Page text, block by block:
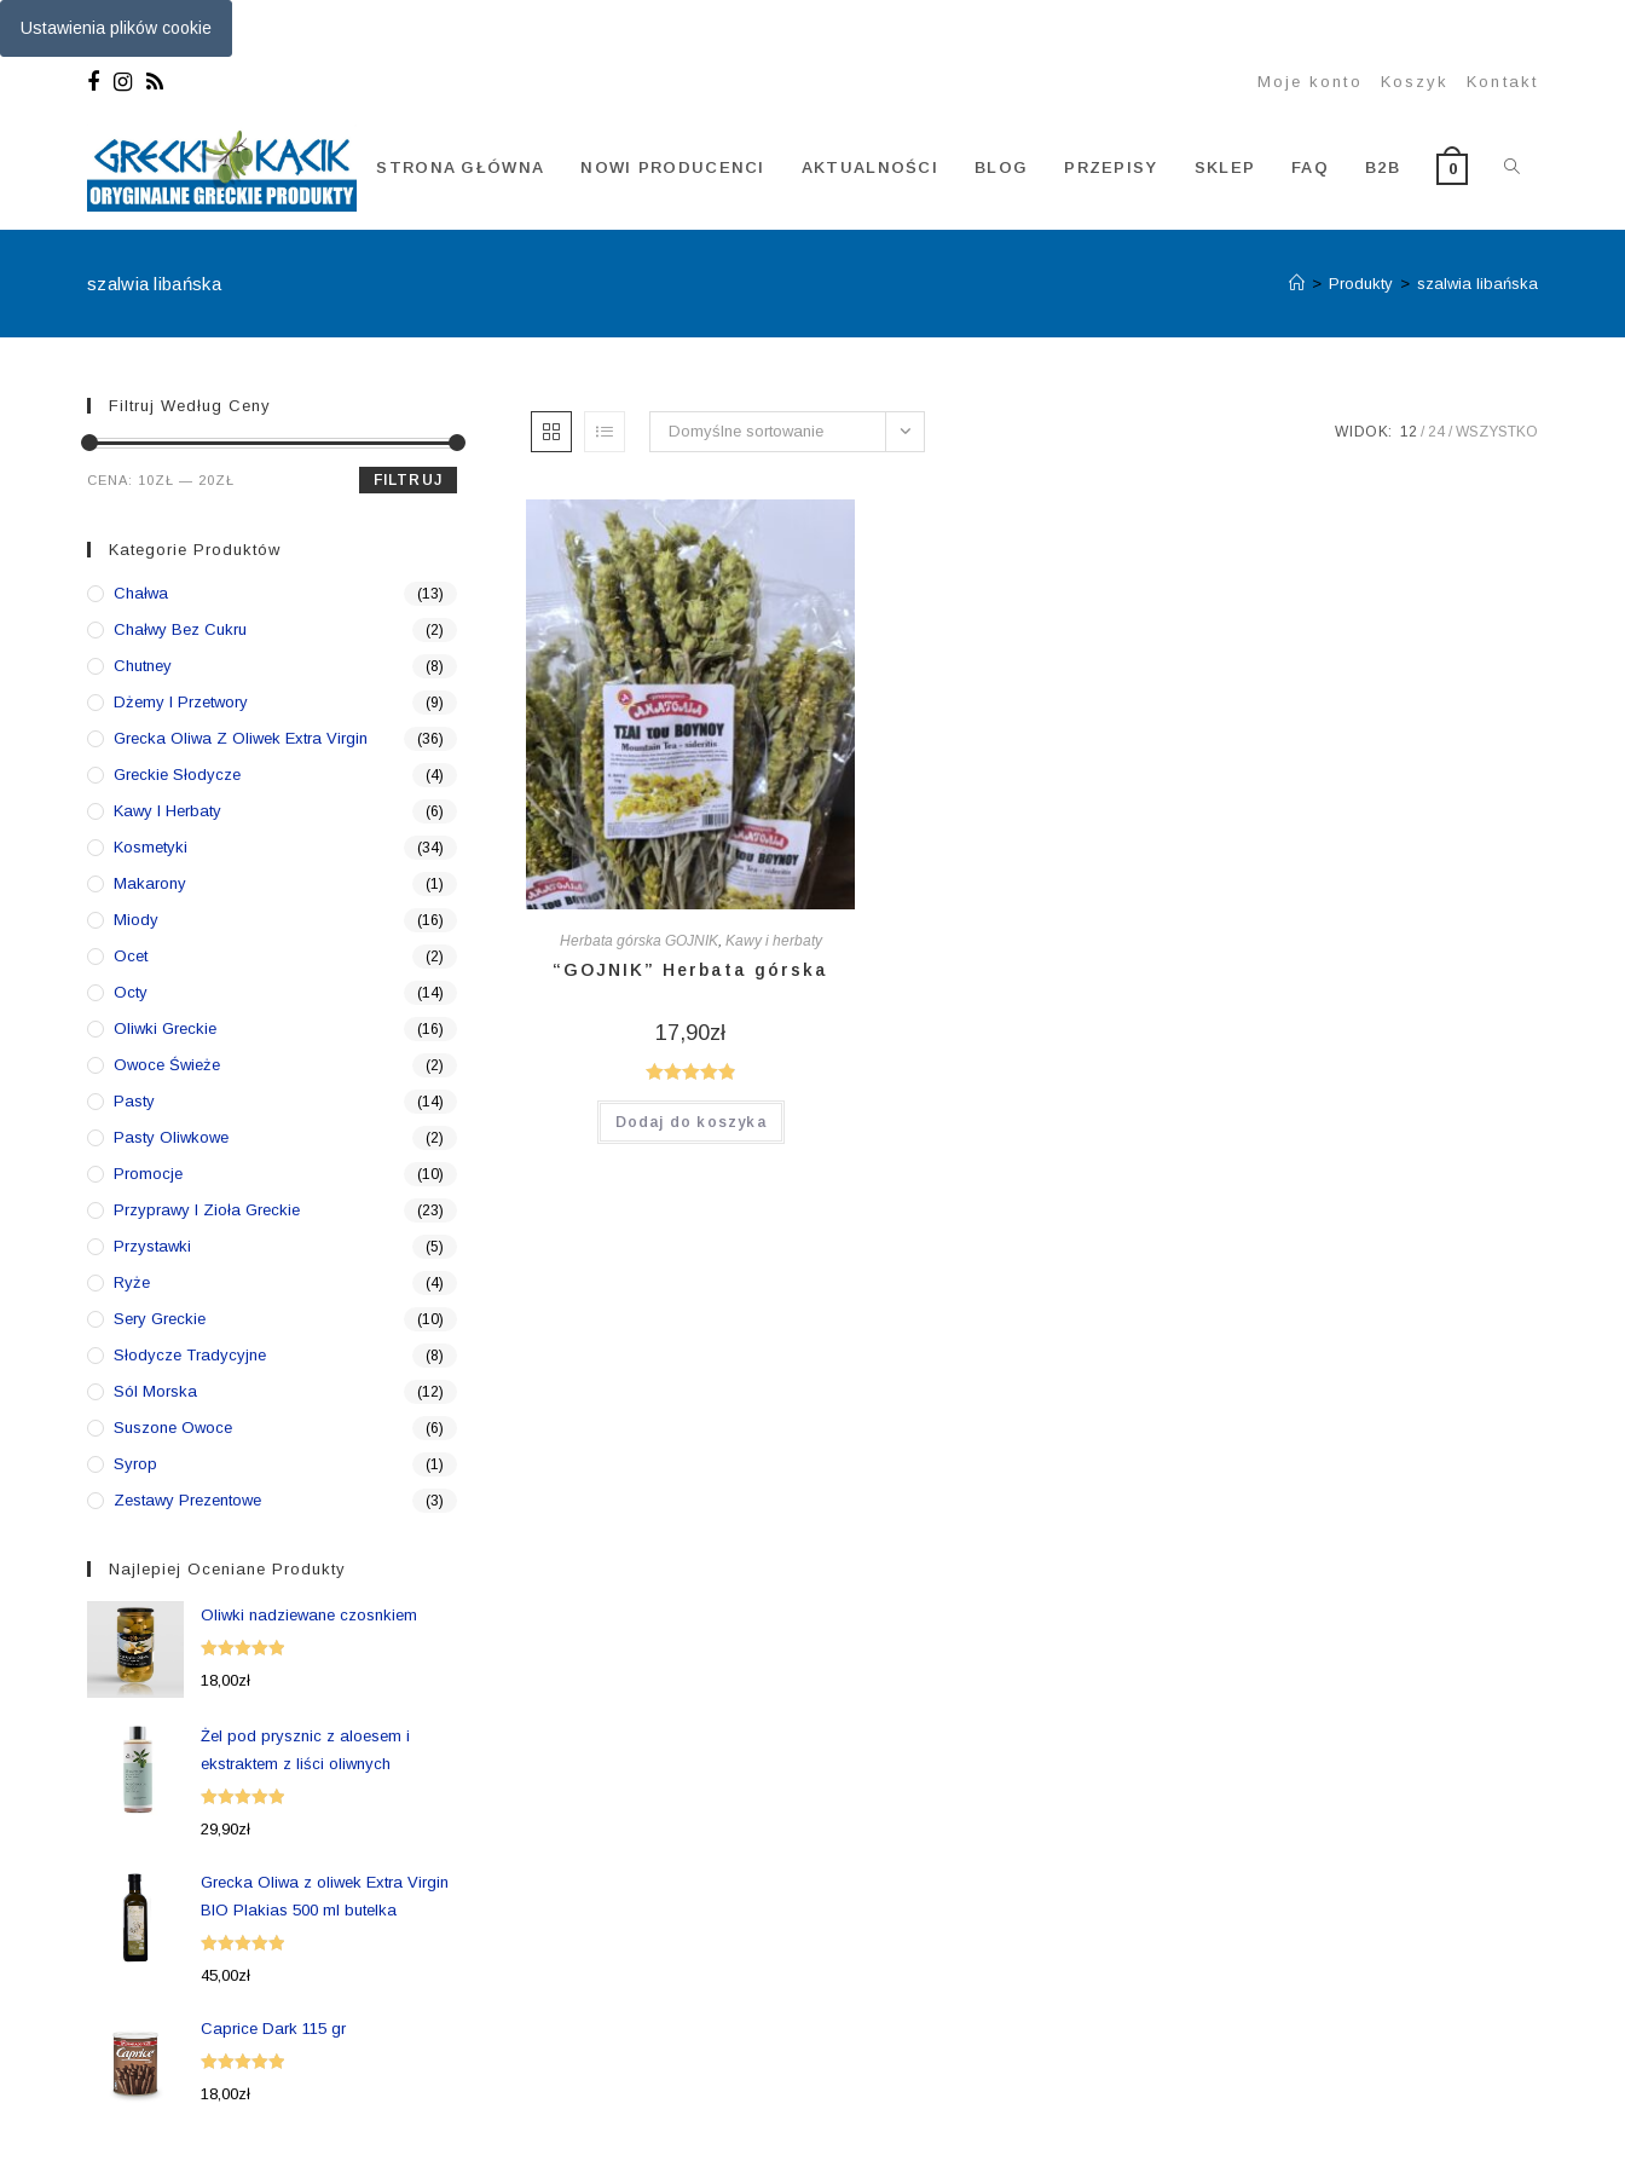
Ustawienia plików cookie
Moje konto Koszyk Kontakt
STRONA GŁÓWNA NOWI PRODUCENCI AKTUALNOŚCI BLOG PRZEPISY SKLEP FAQ B2B 0 TOGGLE
WEBSITE
szalwia libańska > Produkty > szalwia libańska
Domyślne sortowanie WIDOK: 12 24 WSZYSTKO
Herbata górska GOJNIK, Kawy i herbaty
“GOJNIK” Herbata górska
17,90zł
Oceniono
4.95na 5
Dodaj do koszyka
Filtruj Według Ceny
Cena
Cena
FILTRUJ
CENA: 10ZŁ — 20ZŁ
Kategorie Produktów
Chałwa (13)
Chałwy Bez Cukru (2)
Chutney (8)
Dżemy I Przetwory (9)
Grecka Oliwa Z Oliwek Extra Virgin (36)
Greckie Słodycze (4)
Kawy I Herbaty (6)
Kosmetyki (34)
Makarony (1)
Miody (16)
Ocet (2)
Octy (14)
Oliwki Greckie (16)
Owoce Świeże (2)
Pasty (14)
Pasty Oliwkowe (2)
Promocje (10)
Przyprawy I Zioła Greckie (23)
Przystawki (5)
Ryże (4)
Sery Greckie (10)
Słodycze Tradycyjne (8)
Sól Morska (12)
Suszone Owoce (6)
Syrop (1)
Zestawy Prezentowe (3)
Najlepiej Oceniane Produkty
Oliwki nadziewane czosnkiem
Oceniono
18,00zł
Żel pod prysznic z aloesem i
ekstraktem z liści oliwnych
Oceniono
29,90zł
Grecka Oliwa z oliwek Extra Virgin
BIO Plakias 500 ml butelka
Oceniono
45,00zł
Caprice Dark 115 gr
Oceniono
18,00zł